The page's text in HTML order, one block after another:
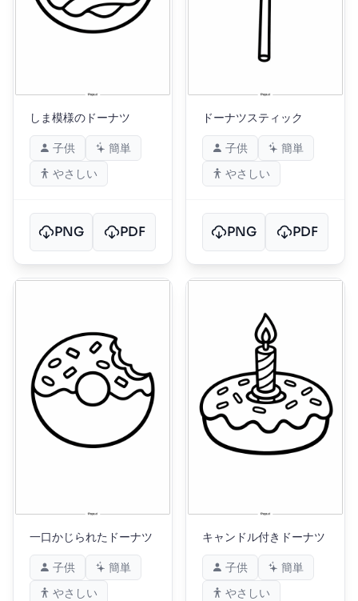
しま模様のドーナツ
子供
簡単
やさしい
PNG PDF
ドーナツスティック
子供
簡単
やさしい
PNG PDF
一口かじられたドーナツ
子供
簡単
やさしい
キャンドル付きドーナツ
子供
簡単
やさしい